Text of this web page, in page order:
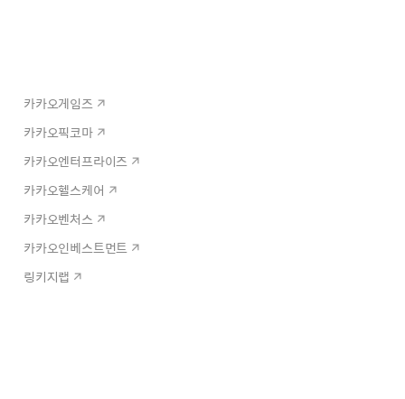
카카오게임즈
카카오픽코마
카카오엔터프라이즈
카카오헬스케어
카카오벤처스
카카오인베스트먼트
링키지랩